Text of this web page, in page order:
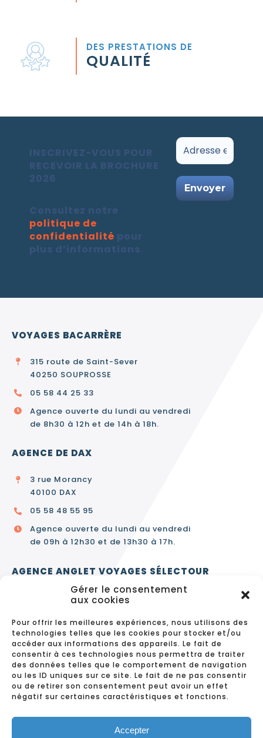
Gérer le consentement
aux cookies
Pour offrir les meilleures expériences, nous utilisons des
technologies telles que les cookies pour stocker et/ou
accéder aux informations des appareils. Le fait de
consentir à ces technologies nous permettra de traiter
des données telles que le comportement de navigation
ou les ID uniques sur ce site. Le fait de ne pas consentir
ou de retirer son consentement peut avoir un effet
négatif sur certaines caractéristiques et fonctions.
Accepter
DES PRESTATIONS DE
QUALITÉ
INSCRIVEZ-VOUS POUR
RECEVOIR LA BROCHURE
2026
Consultez notre
politique de
confidentialité pour
plus d’informations
VOYAGES BACARRÈRE
315 route de Saint-Sever
40250 SOUPROSSE
05 58 44 25 33
Agence ouverte du lundi au vendredi
de 8h30 à 12h et de 14h à 18h.
AGENCE DE DAX
3 rue Morancy
40100 DAX
05 58 48 55 95
Agence ouverte du lundi au vendredi
de 09h à 12h30 et de 13h30 à 17h.
AGENCE ANGLET VOYAGES SÉLECTOUR
3 avenue de Bayonne
05 59 63 64 50
Agence ouverte du lundi au vendredi
de 9h30 à 12h30 et de 14h à 18h.
CONTACT
MENTIONS LÉGALES
DONNÉES PERSONNELLES ET COOKIES